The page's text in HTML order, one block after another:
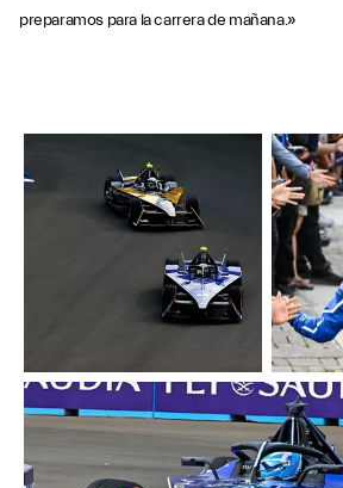
preparamos para la carrera de mañana.»